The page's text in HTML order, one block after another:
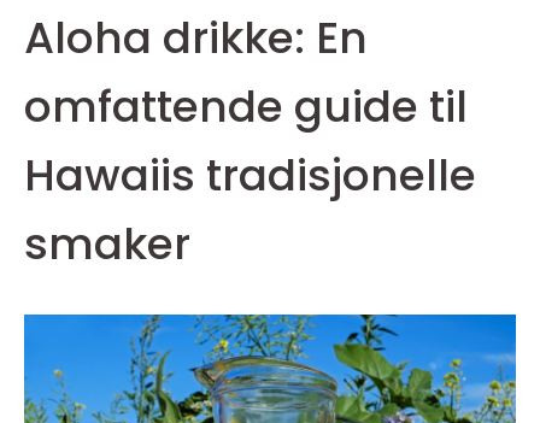
Aloha drikke: En
omfattende guide til
Hawaiis tradisjonelle
smaker